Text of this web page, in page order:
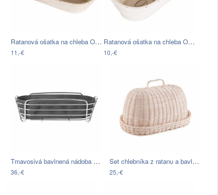
Ratanová ošatka na chleba Orion Lístky,…
11,-€
Ratanová ošatka na chleba Orion Klas,…
10,-€
Tmavosivá bavlnená nádoba na pečivo so…
36,-€
Set chlebníka z ratanu a bavlnenej…
25,-€